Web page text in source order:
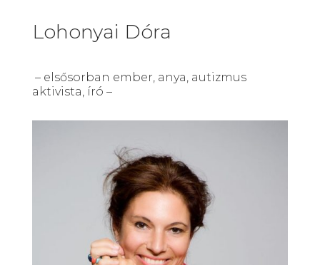
Lohonyai Dóra
– elsősorban ember, anya, autizmus
aktivista, író –